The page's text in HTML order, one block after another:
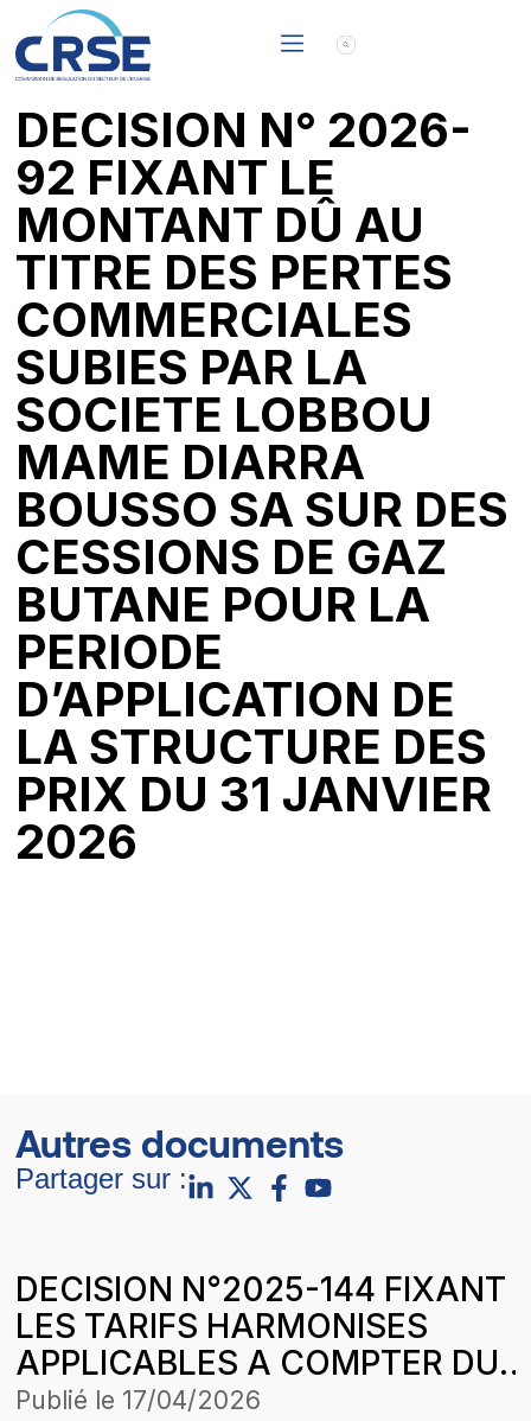
DECISION N° 2026-
92 FIXANT LE
MONTANT DÛ AU
TITRE DES PERTES
COMMERCIALES
SUBIES PAR LA
SOCIETE LOBBOU
MAME DIARRA
BOUSSO SA SUR DES
CESSIONS DE GAZ
BUTANE POUR LA
PERIODE
D’APPLICATION DE
LA STRUCTURE DES
PRIX DU 31 JANVIER
2026
Autres documents
Partager sur :
DECISION N°2025-144 FIXANT
LES TARIFS HARMONISES
APPLICABLES A COMPTER DU
1er JANVIER 2026 PAR
Publié le 17/04/2026